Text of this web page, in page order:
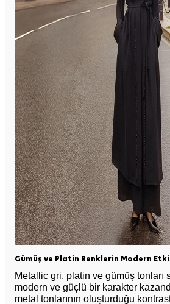
Gümüş ve Platin Renklerin Modern
Metallic gri, platin ve gümüş tonları
modern ve güçlü bir karakter
metal tonlarının oluşturduğu